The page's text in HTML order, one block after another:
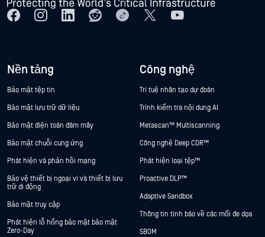
Nền tảng
Bảo mật tệp tin
Bảo mật lưu trữ dữ liệu
Bảo mật điện toán đám mây
Bảo mật chuỗi cung ứng
Phát hiện và phản hồi mạng
Bảo vệ thiết bị ngoại vi và thiết bị lưu
trữ di động
Bảo mật truy cập
Phát hiện lỗ hổng bảo mật bảo mật
Zero-Day
Công nghệ
Trí tuệ nhân tạo dự đoán
Trình kiểm tra nội dung AI
Metascan™ Multiscanning
Công nghệ Deep CDR™
Phát hiện loại tệp™
Proactive DLP™
Adaptive Sandbox
Thông tin tình báo về các mối đe dọa
SBOM